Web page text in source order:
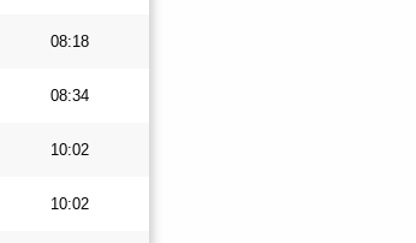
08:18
08:34
10:02
10:02